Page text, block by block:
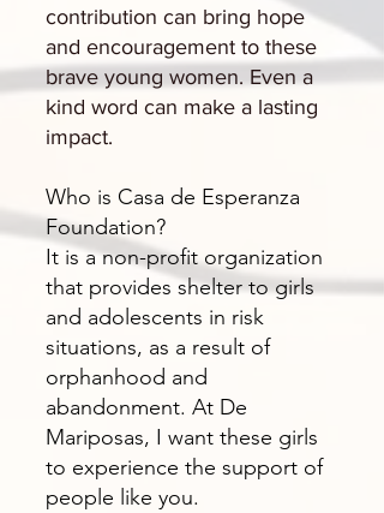
contribution can bring hope
and encouragement to these
brave young women. Even a
kind word can make a lasting
impact.
Who is Casa de Esperanza
Foundation?
It is a non-profit organization
that provides shelter to girls
and adolescents in risk
situations, as a result of
orphanhood and
abandonment. At De
Mariposas, I want these girls
to experience the support of
people like you.